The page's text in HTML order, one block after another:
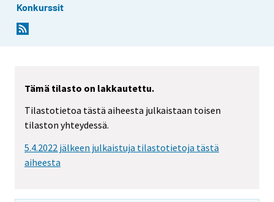
Konkurssit
Tämä tilasto on lakkautettu.
Tilastotietoa tästä aiheesta julkaistaan toisen
tilaston yhteydessä.
5.4.2022 jälkeen julkaistuja tilastotietoja tästä
aiheesta